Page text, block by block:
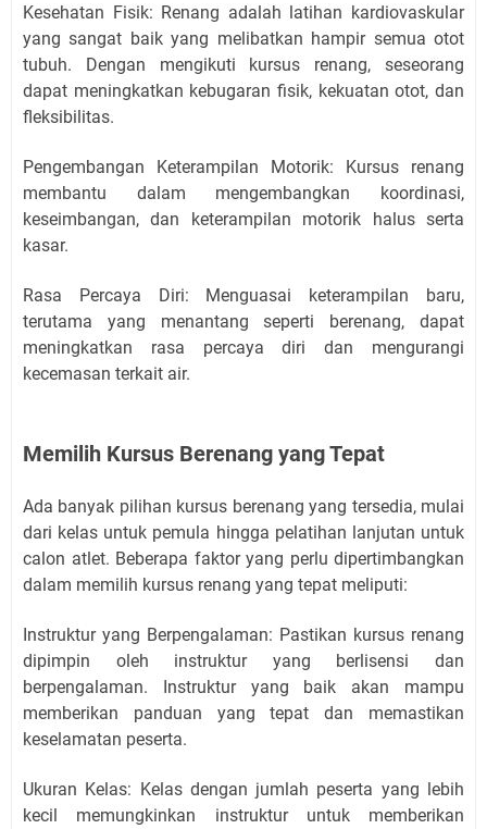
Kesehatan Fisik: Renang adalah latihan kardiovaskular
yang sangat baik yang melibatkan hampir semua otot
tubuh. Dengan mengikuti kursus renang, seseorang
dapat meningkatkan kebugaran fisik, kekuatan otot, dan
fleksibilitas.
Pengembangan Keterampilan Motorik: Kursus renang
membantu dalam mengembangkan koordinasi,
keseimbangan, dan keterampilan motorik halus serta
kasar.
Rasa Percaya Diri: Menguasai keterampilan baru,
terutama yang menantang seperti berenang, dapat
meningkatkan rasa percaya diri dan mengurangi
kecemasan terkait air.
Memilih Kursus Berenang yang Tepat
Ada banyak pilihan kursus berenang yang tersedia, mulai
dari kelas untuk pemula hingga pelatihan lanjutan untuk
calon atlet. Beberapa faktor yang perlu dipertimbangkan
dalam memilih kursus renang yang tepat meliputi:
Instruktur yang Berpengalaman: Pastikan kursus renang
dipimpin oleh instruktur yang berlisensi dan
berpengalaman. Instruktur yang baik akan mampu
memberikan panduan yang tepat dan memastikan
keselamatan peserta.
Ukuran Kelas: Kelas dengan jumlah peserta yang lebih
kecil memungkinkan instruktur untuk memberikan